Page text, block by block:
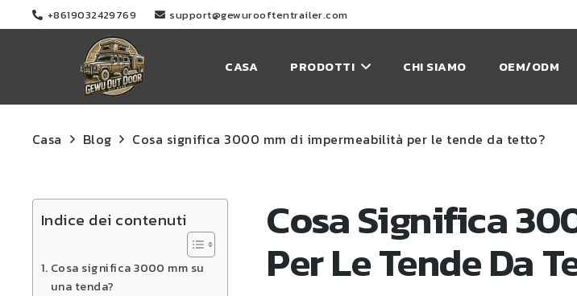
+8619032429769 support@gewurooftentrailer.com
CASA PRODOTTI CHI SIAMO OEM/ODM
Casa Blog Cosa significa 3000 mm di impermeabilità per le tende da tetto?
Indice dei contenuti
Cosa significa 3000 mm su
una tenda?
Cosa Significa
Per Le Tende Da